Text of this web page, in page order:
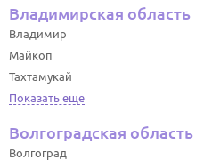
Владимирская область
Владимир
Майкоп
Тахтамукай
Показать еще
Волгоградская область
Волгоград